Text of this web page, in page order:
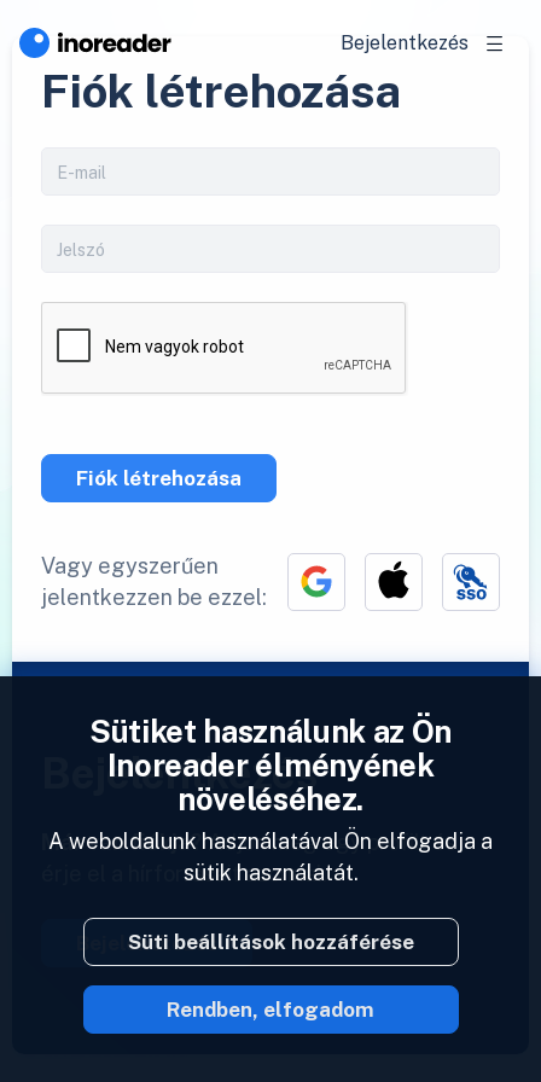
Bejelentkezés
Fiók létrehozása
Fiók létrehozása
Vagy egyszerűen
jelentkezzen be ezzel:
Bejelentkezés
Már van fiókja? Adjon meg egy profilt és
érje el a hírforrásait azonnal.
Bejelentkezés
2023 © Inoreader
Sütiket használunk az Ön
Inoreader élményének
növeléséhez.
A weboldalunk használatával Ön elfogadja a
sütik használatát.
Süti beállítások hozzáférése
Rendben, elfogadom